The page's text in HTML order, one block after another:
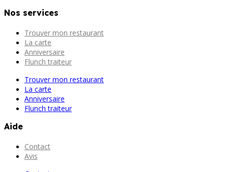
Nos services
Trouver mon restaurant
La carte
Anniversaire
Flunch traiteur
Trouver mon restaurant
La carte
Anniversaire
Flunch traiteur
Aide
Contact
Avis